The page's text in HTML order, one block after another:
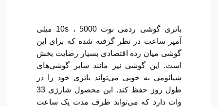
باتری گوشی ردمی نوت 10s ، 5000 میلی
آمپر ساعت در نظر گرفته شده که برای این
گوشی میان رده اقتصادی بسیار رضایت بخش
است.
این گوشی نیز مانند سایر گوشی‌های
شیائومی به خوبی می‌تواند باتری خود را در
طول روز حفظ کند. این محصول شارژی 33
وات دارد که می‌تواند ظرف مدت یک ساعت